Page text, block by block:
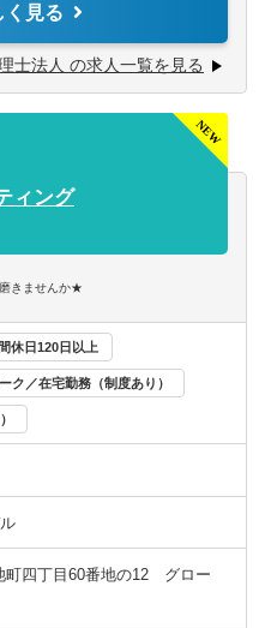
なる申告業務にとどまらず、
に最適な環境です。
築し、専門性の高い業務に集
仕組みづくりや育成にも携わ
リアアップしたい方、ぜひご
業務
、保険などのクロスセル対応
、約3か月後にはパートスタ
ク体制を確立。
うにサイクルを回し、組織の
す。
く見る
士法人 の求人一覧を見る
ィング
きませんか★
休日120日以上
ク／在宅勤務（制度あり）
町四丁目60番地の12 グロー